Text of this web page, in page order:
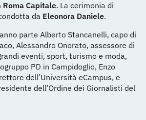
Roma Capitale. La cerimonia di
da Eleonora Daniele.
parte Alberto Stancanelli, capo di
Alessandro Onorato, assessore di
eventi, sport, turismo e moda,
PD in Campidoglio, Enzo
dell’Università eCampus, e
dell’Ordine dei Giornalisti del